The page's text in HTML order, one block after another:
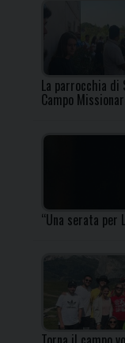
La parrocchia di
Campo
“Una serata per